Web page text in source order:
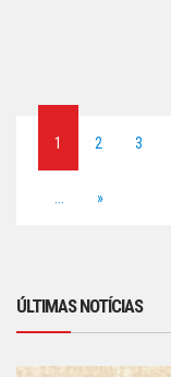
1 2 3
»
ÚLTIMAS NOTÍCIAS